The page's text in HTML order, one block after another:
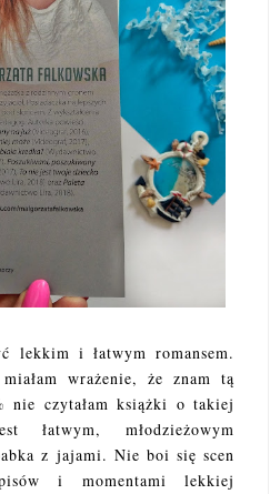
lekkim i łatwym romansem.
wrażenie, że znam tą
nie czytałam książki o takiej
łatwym, młodzieżowym
z jajami. Nie boi się scen
i momentami lekkiej